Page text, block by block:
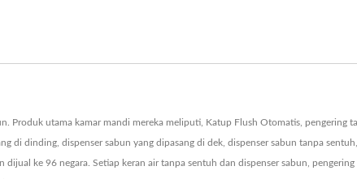
Produk utama kamar mandi mereka meliputi, Katup Flush Otomatis, pengering
di dinding, dispenser sabun yang dipasang di dek, dispenser sabun tanpa
ke 96 negara. Setiap keran air tanpa sentuh dan dispenser sabun, pengering